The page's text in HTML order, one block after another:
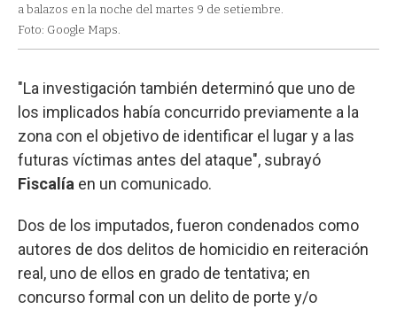
a balazos en la noche del martes 9 de setiembre.
Foto: Google Maps.
"La investigación también determinó que uno de
los implicados había concurrido previamente a la
zona con el objetivo de identificar el lugar y a las
futuras víctimas antes del ataque", subrayó
Fiscalía en un comunicado.
Dos de los imputados, fueron condenados como
autores de dos delitos de homicidio en reiteración
real, uno de ellos en grado de tentativa; en
concurso formal con un delito de porte y/o